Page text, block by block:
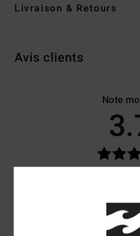
Livraison & Retours
Avis clients
Note